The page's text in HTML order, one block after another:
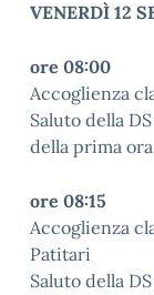
VENERDÌ 12
ore 08:00
Accoglienza
Saluto della
della prima ora
ore 08:15
Accoglienza
Patitari
Saluto della